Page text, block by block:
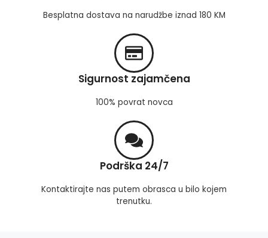
Besplatna dostava na narudžbe iznad 180 KM
Sigurnost zajamčena
100% povrat novca
Podrška 24/7
Kontaktirajte nas putem obrasca u bilo kojem
trenutku.